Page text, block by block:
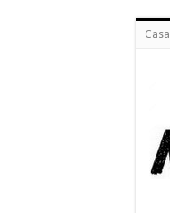
Casa